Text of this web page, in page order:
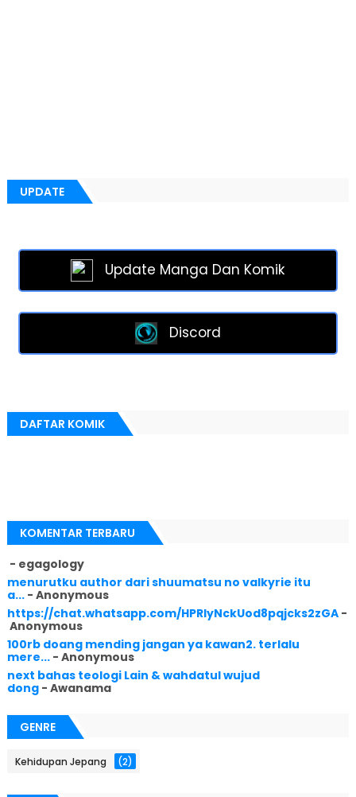
UPDATE
Update Manga Dan Komik
Discord
DAFTAR KOMIK
KOMENTAR TERBARU
- egagology
menurutku author dari shuumatsu no valkyrie itu
a...- Anonymous
https://chat.whatsapp.com/HPRlyNckUod8pqjcks2zGA-
Anonymous
100rb doang mending jangan ya kawan2. terlalu
mere...- Anonymous
next bahas teologi Lain & wahdatul wujud
dong- Awanama
GENRE
Kehidupan Jepang (2)